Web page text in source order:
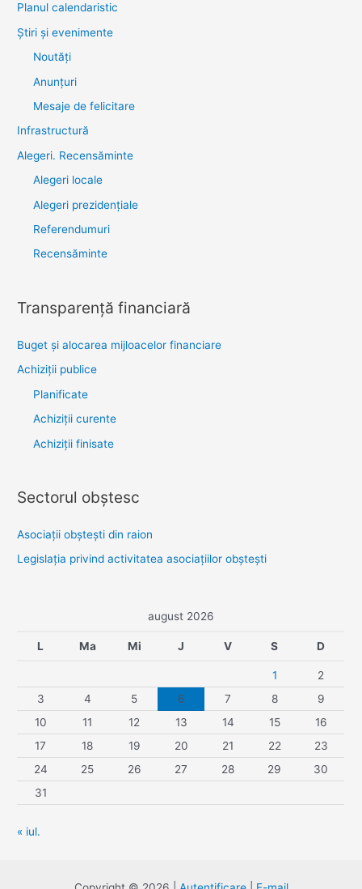
Planul calendaristic
Știri şi evenimente
Noutăţi
Anunţuri
Mesaje de felicitare
Infrastructură
Alegeri. Recensăminte
Alegeri locale
Alegeri prezidențiale
Referendumuri
Recensăminte
Transparenţă financiară
Buget și alocarea mijloacelor financiare
Achiziţii publice
Planificate
Achiziții curente
Achiziții finisate
Sectorul obştesc
Asociaţii obşteşti din raion
Legislaţia privind activitatea asociaţiilor obşteşti
august 2026
L Ma Mi J V S D
1
2
3
4 5 6 7 8
9
10
11 12 13 14 15
16
17
18 19 20 21 22
23
24
25 26 27 28 29
30
31
« iul.